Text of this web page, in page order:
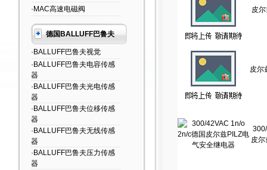
·MAC高速电磁阀
德国BALLUFF巴鲁夫
·BALLUFF巴鲁夫视觉
·BALLUFF巴鲁夫电容传感
器
·BALLUFF巴鲁夫光电传感
器
·BALLUFF巴鲁夫位移传感
器
·BALLUFF巴鲁夫无线传感
器
·BALLUFF巴鲁夫压力传感
器
皮
皮尔
皮